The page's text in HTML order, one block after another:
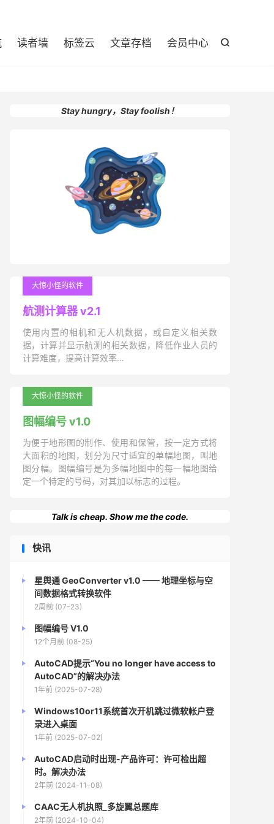

读者墙 标签云 文章存档 会员中心
Stay hungry，Stay foolish！
大惊小怪的软件
航测计算器 v2.1
使用内置的相机和无人机数据，或自定义相关数
据，计算并显示航测的相关数据，降低作业人员的
计算难度，提高计算效率…
大惊小怪的软件
图幅编号 v1.0
为便于地形图的制作、使用和保管，按一定方式将
大面积的地图，划分为尺寸适宜的单幅地图，叫地
图分幅。图幅编号是为多幅地图中的每一幅地图给
定一个特定的号码，对其加以标志的过程。
Talk is cheap. Show me the code.
快讯
星舆通 GeoConverter v1.0 —— 地理坐标与空
间数据格式转换软件
2周前 (07-23)
图幅编号 V1.0
12个月前 (08-25)
AutoCAD提示“You no longer have access to
AutoCAD”的解决办法
1年前 (2025-07-28)
Windows10or11系统首次开机跳过微软帐户登
录进入桌面
1年前 (2025-07-02)
AutoCAD启动时出现-产品许可：许可检出超
时。解决办法
2年前 (2024-11-08)
CAAC无人机执照_多旋翼总题库
2年前 (2024-10-04)